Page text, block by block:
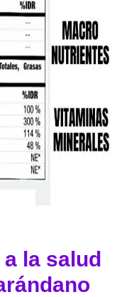
la salud